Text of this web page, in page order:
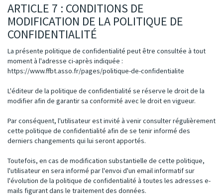
ARTICLE 7 : CONDITIONS DE
MODIFICATION DE LA POLITIQUE DE
CONFIDENTIALITÉ
La présente politique de confidentialité peut être consultée à tout
moment à l'adresse ci-après indiquée :
https://www.ffbt.asso.fr/pages/politique-de-confidentialite
L'éditeur de la politique de confidentialité se réserve le droit de la
modifier afin de garantir sa conformité avec le droit en vigueur.
Par conséquent, l'utilisateur est invité à venir consulter régulièrement
cette politique de confidentialité afin de se tenir informé des
derniers changements qui lui seront apportés.
Toutefois, en cas de modification substantielle de cette politique,
l'utilisateur en sera informé par l'envoi d'un email informatif sur
l'évolution de la politique de confidentialité à toutes les adresses e-
mails figurant dans le traitement des données.